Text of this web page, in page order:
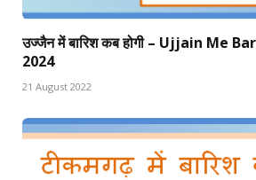
उज्जैन में बारिश कब होगी – Ujjain Me
2024
21 August 2022